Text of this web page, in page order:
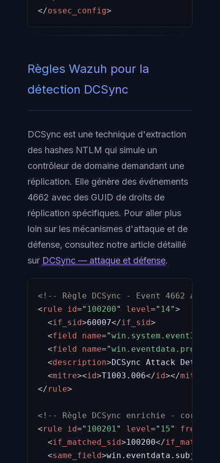
</ossec_config>
Règles Wazuh pour la
détection DCSync
DCSync est une technique d'extraction
des hashes NTLM qui simule un
contrôleur de domaine demandant une
réplication. Elle génère des événements
4662 avec des GUID de droits de
réplication spécifiques. Pour aller plus
loin sur les mécanismes d'attaque et de
défense, consultez notre article détaillé
sur DCSync — attaque et défense.
<!-- Règle DCSync - Event 4662 avec
<rule id=" 100200" level =" 14">
<if_sid>60007</if_sid>
<field name="win.system.eventID
<field name="
<description>DCSync Attack
<mitre><id>T1003.006</id></mitre
</rule>
<!-- Règle DCSync enrichie -
<rule id=" 100201 " level =" 15"
<if_matched_sid>100200</
<same_field>